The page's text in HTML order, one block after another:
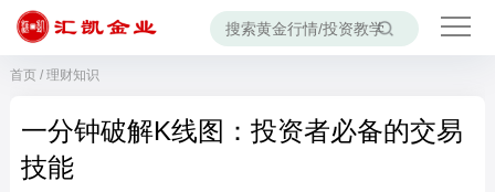
首页/ 理财知识
一分钟破解K线图：投资者必备的交易
技能